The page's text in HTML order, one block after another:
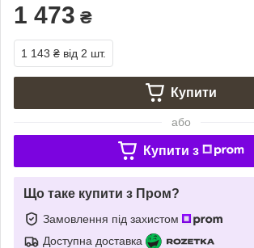
1 473 ₴
1 143 ₴ від 2 шт.
Купити
або
Купити з
Що таке купити з Пром?
Замовлення під захистом
Доступна доставка